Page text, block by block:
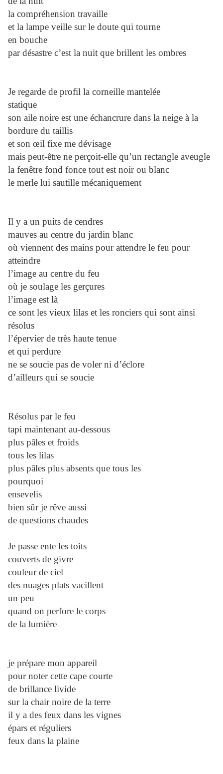
la compréhension travaille
et la lampe veille sur le doute qui tourne
en bouche
par désastre c’est la nuit que brillent les ombres
Je regarde de profil la corneille mantelée
statique
son aile noire est une échancrure dans la neige à la
bordure du taillis
et son œil fixe me dévisage
mais peut-être ne perçoit-elle qu’un rectangle aveugle
la fenêtre fond fonce tout est noir ou blanc
le merle lui sautille mécaniquement
Il y a un puits de cendres
mauves au centre du jardin blanc
où viennent des mains pour attendre le feu pour
atteindre
l’image au centre du feu
où je soulage les gerçures
l’image est là
ce sont les vieux lilas et les ronciers qui sont ainsi
résolus
l’épervier de très haute tenue
et qui perdure
ne se soucie pas de voler ni d’éclore
d’ailleurs qui se soucie
Résolus par le feu
tapi maintenant au-dessous
plus pâles et froids
tous les lilas
plus pâles plus absents que tous les
pourquoi
ensevelis
bien sûr je rêve aussi
de questions chaudes
Je passe ente les toits
couverts de givre
couleur de ciel
des nuages plats vacillent
un peu
quand on perfore le corps
de la lumière
je prépare mon appareil
pour noter cette cape courte
de brillance livide
sur la chair noire de la terre
il y a des feux dans les vignes
épars et réguliers
feux dans la plaine